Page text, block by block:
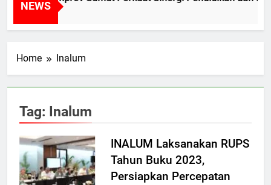
NEWS
Home Inalum
Tag: Inalum
INALUM Laksanakan RUPS
Tahun Buku 2023,
Persiapkan Percepatan